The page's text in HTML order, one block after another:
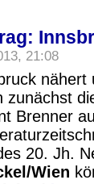
21:08
zunächst
Brenner
20. Jh.
Wien